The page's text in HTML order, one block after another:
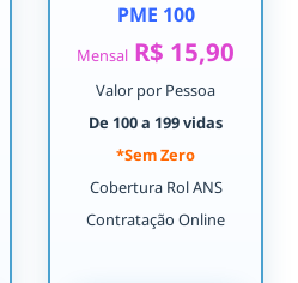
PME 100
Mensal R$ 15,90
Valor por Pessoa
De 100 a 199 vidas
*Sem Zero
Cobertura Rol ANS
Contratação Online